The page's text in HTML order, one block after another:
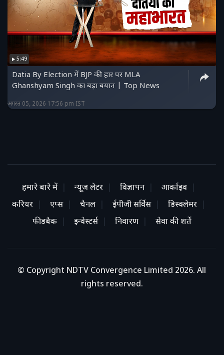
5:49
Datia By Election में BJP की हार पर MLA
Ghanshyam Singh का बड़ा बयान | Top News
अगस्त 05, 2026 17:56 pm IST
हमारे बारे में न्यूज लेटर विज्ञापन
आर्काइव
करियर
एप्स चैनल ईपीजी सर्विस
डिस्क्लेमर
फीडबैक
इन्वेस्टर्स निवारण सेवा की शर्तें
© Copyright NDTV Convergence Limited 2026. All
rights reserved.